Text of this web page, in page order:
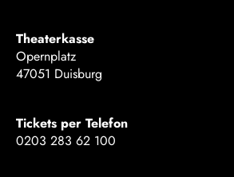
Theaterkasse
Opernplatz
47051 Duisburg
Tickets per Telefon
0203 283 62 100